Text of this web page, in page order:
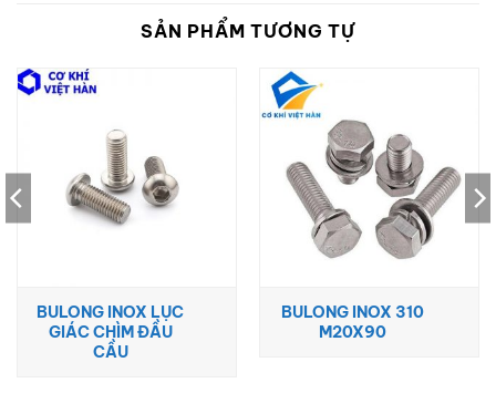
SẢN PHẨM TƯƠNG TỰ
BULONG INOX LỤC
GIÁC CHÌM ĐẦU
CẦU
BULONG INOX 310
M20X90